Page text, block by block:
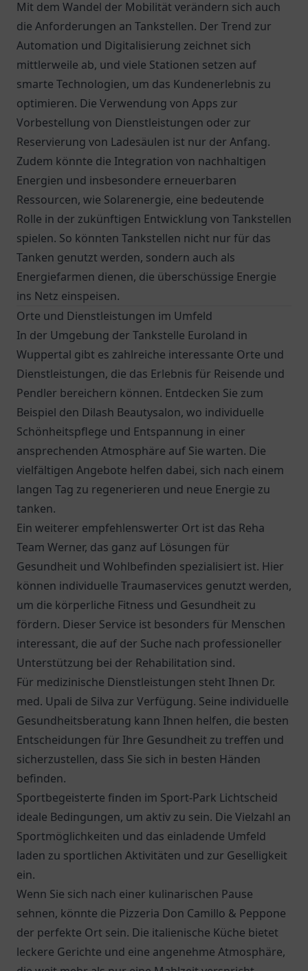
Mit dem Wandel der Mobilität verändern sich auch
die Anforderungen an Tankstellen. Der Trend zur
Automation und Digitalisierung zeichnet sich
mittlerweile ab, und viele Stationen setzen auf
smarte Technologien, um das Kundenerlebnis zu
optimieren. Die Verwendung von Apps zur
Vorbestellung von Dienstleistungen oder zur
Reservierung von Ladesäulen ist nur der Anfang.
Zudem könnte die Integration von nachhaltigen
Energien und insbesondere erneuerbaren
Ressourcen, wie Solarenergie, eine bedeutende
Rolle in der zukünftigen Entwicklung von Tankstellen
spielen. So könnten Tankstellen nicht nur für das
Tanken genutzt werden, sondern auch als
Energiefarmen dienen, die überschüssige Energie
ins Netz einspeisen.
Orte und Dienstleistungen im Umfeld
In der Umgebung der Tankstelle Euroland in
Wuppertal gibt es zahlreiche interessante Orte und
Dienstleistungen, die das Erlebnis für Reisende und
Pendler bereichern können. Entdecken Sie zum
Beispiel den Dilash Beautysalon, wo individuelle
Schönheitspflege und Entspannung in einer
ansprechenden Atmosphäre auf Sie warten. Die
vielfältigen Angebote helfen dabei, sich nach einem
langen Tag zu regenerieren und neue Energie zu
tanken.
Ein weiterer empfehlenswerter Ort ist das Reha
Team Werner, das ganz auf Lösungen für
Gesundheit und Wohlbefinden spezialisiert ist. Hier
können individuelle Traumaservices genutzt werden,
um die körperliche Fitness und Gesundheit zu
fördern. Dieser Service ist besonders für Menschen
interessant, die auf der Suche nach professioneller
Unterstützung bei der Rehabilitation sind.
Für medizinische Dienstleistungen steht Ihnen Dr.
med. Upali de Silva zur Verfügung. Seine individuelle
Gesundheitsberatung kann Ihnen helfen, die besten
Entscheidungen für Ihre Gesundheit zu treffen und
sicherzustellen, dass Sie sich in besten Händen
befinden.
Sportbegeisterte finden im Sport-Park Lichtscheid
ideale Bedingungen, um aktiv zu sein. Die Vielzahl an
Sportmöglichkeiten und das einladende Umfeld
laden zu sportlichen Aktivitäten und zur Geselligkeit
ein.
Wenn Sie sich nach einer kulinarischen Pause
sehnen, könnte die Pizzeria Don Camillo & Peppone
der perfekte Ort sein. Die italienische Küche bietet
leckere Gerichte und eine angenehme Atmosphäre,